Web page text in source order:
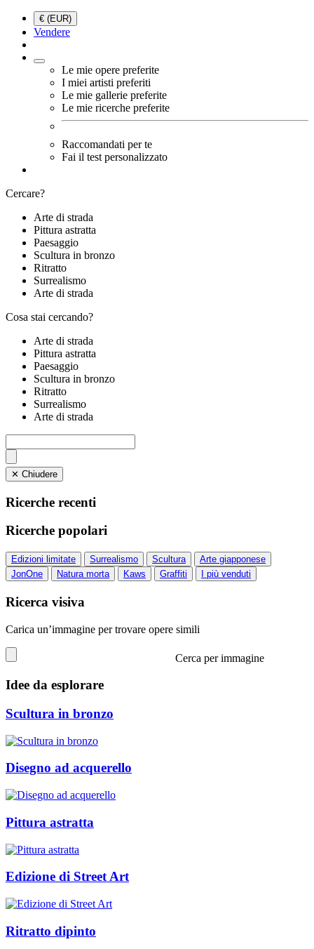
€ (EUR)
Vendere
Le mie opere preferite
I miei artisti preferiti
Le mie gallerie preferite
Le mie ricerche preferite
Raccomandati per te
Fai il test personalizzato
Cercare?
Arte di strada
Pittura astratta
Paesaggio
Scultura in bronzo
Ritratto
Surrealismo
Arte di strada
Cosa stai cercando?
Arte di strada
Pittura astratta
Paesaggio
Scultura in bronzo
Ritratto
Surrealismo
Arte di strada
✕ Chiudere
Ricerche recenti
Ricerche popolari
Edizioni limitate Surrealismo Scultura
Arte giapponese
JonOne
Natura morta Kaws Graffiti I più venduti
Ricerca visiva
Carica un’immagine per trovare opere simili
Cerca per immagine
Idee da esplorare
Scultura in bronzo
Disegno ad acquerello
Pittura astratta
Edizione di Street Art
Ritratto dipinto